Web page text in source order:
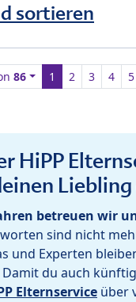
sortieren
86 1 2 3 4 5
HiPP
Liebling
betreuen wir
sind nicht
und Experten
du auch
Elternservice über